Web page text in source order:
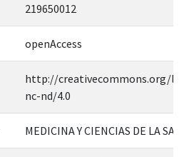
219650012
openAccess
http://creativecommons.org/
nc-nd/4.0
MEDICINA Y CIENCIAS DE LA